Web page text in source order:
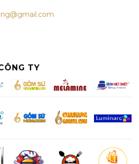
TY